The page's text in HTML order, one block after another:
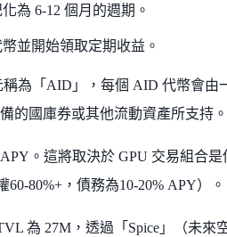
為 6-12 個月的週期。
並開始領取定期收益。
為「AID」，每個 AID 代幣會由
的國庫券或其他流動資產所支持。
。這將取決於 GPU 交易組合是
80%+，債務為10-20% APY）。
為 27M，透過「Spice」（未來